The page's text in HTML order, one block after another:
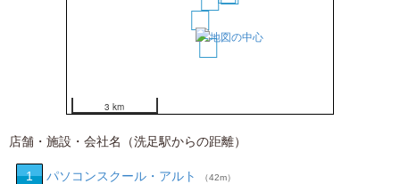
3 km
店舗・施設・会社名（洗足駅からの距離）
1 パソコンスクール・アルト （42m）